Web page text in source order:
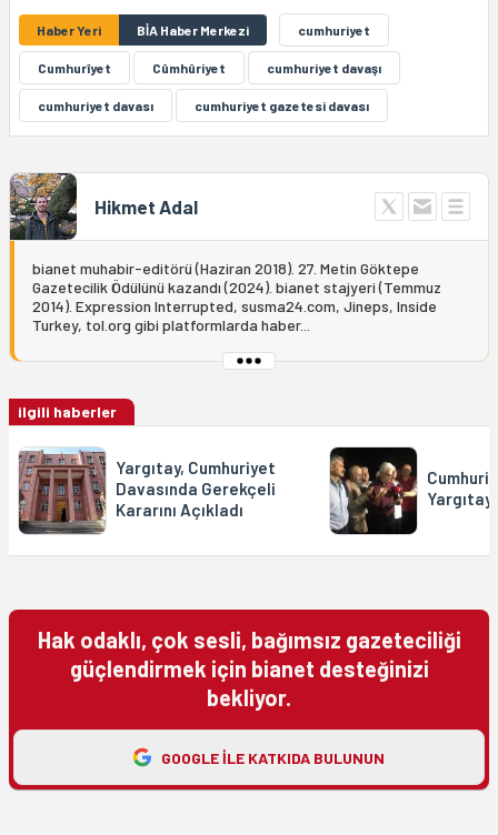
Haber Yeri BİA Haber Merkezi cumhuriyet
Cumhurîyet Cûmhûriyet cumhuriyet davaşı
cumhuriyet davası cumhuriyet gazetesi davası
Hikmet Adal
bianet muhabir-editörü (Haziran 2018). 27. Metin Göktepe
Gazetecilik Ödülünü kazandı (2024). bianet stajyeri (Temmuz
2014). Expression Interrupted, susma24.com, Jineps, Inside
Turkey, tol.org gibi platformlarda haber...
ilgili haberler
Yargıtay, Cumhuriyet
Davasında Gerekçeli
Kararını Açıkladı
Hak odaklı, çok sesli, bağımsız gazeteciliği
güçlendirmek için bianet desteğinizi
bekliyor.
GOOGLE ILE KATKIDA BULUNUN